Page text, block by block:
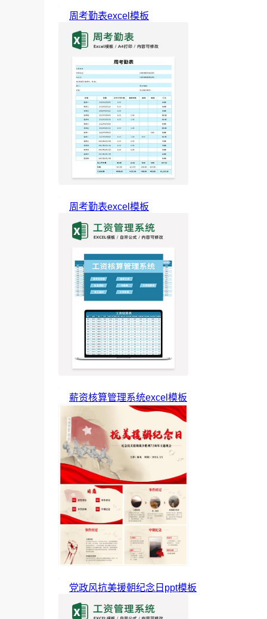
周考勤表excel模板
周考勤表excel模板
薪资核算管理系统excel模板
党政风抗美援朝纪念日ppt模板